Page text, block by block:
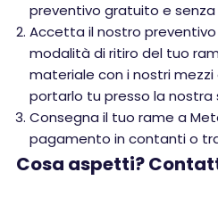
preventivo gratuito e senza
Accetta il nostro
modalità di ritiro del tuo
materiale con i nostri
portarlo tu presso la nostra
Consegna il tuo rame a
pagamento in contanti o
Cosa aspetti?